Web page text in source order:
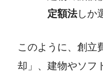
定額法しか
このように、創立
却」、建物やソフ